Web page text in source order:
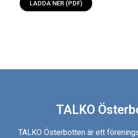
LADDA NER (PDF)
TALKO
TALKO Österbotten är ett